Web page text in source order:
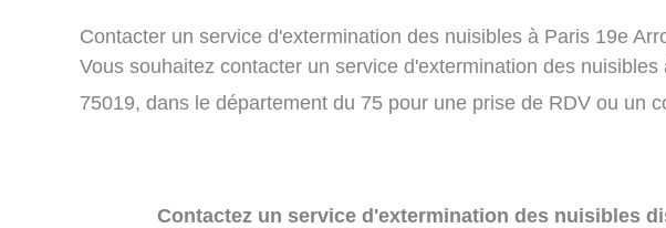
Contacter un service d'extermination des nuisibles à Paris 19e
Vous souhaitez contacter un service d'extermination des
75019, dans le département du 75 pour une prise de RDV ou un
Contactez un service d'extermination des nuisibles